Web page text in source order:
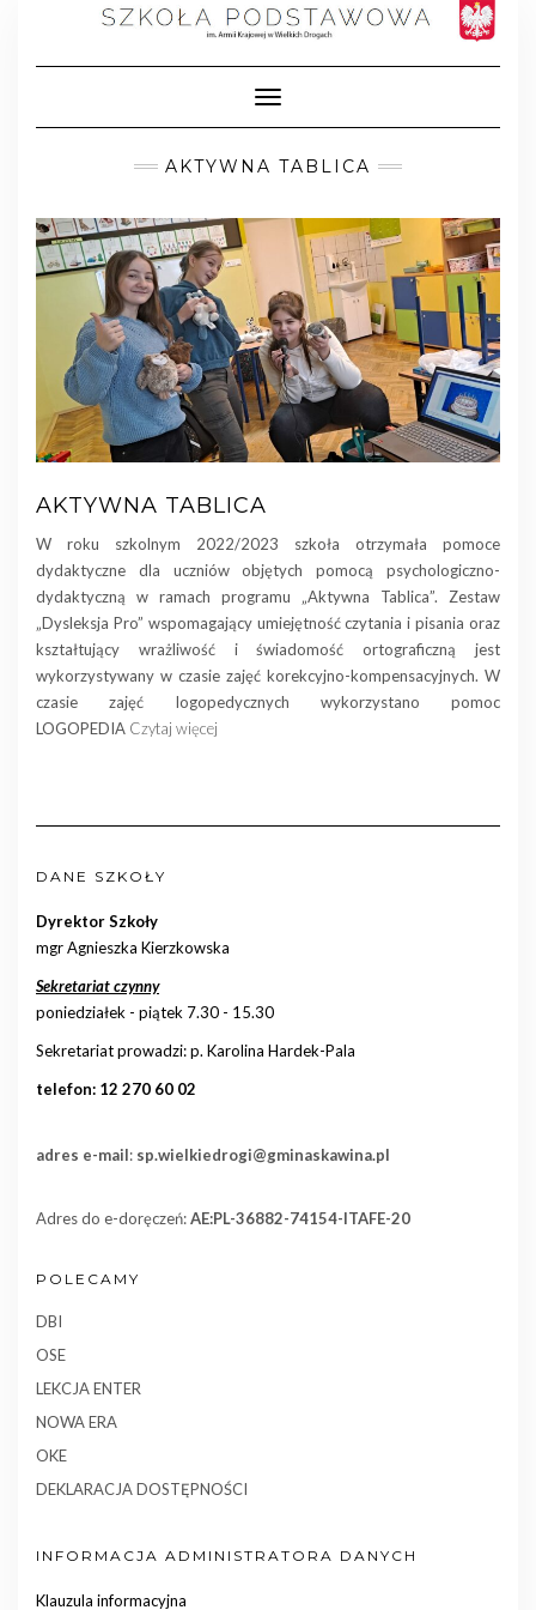
Toggle Navigation
AKTYWNA TABLICA
AKTYWNA TABLICA
W roku szkolnym 2022/2023 szkoła otrzymała pomoce
dydaktyczne dla uczniów objętych pomocą psychologiczno-
dydaktyczną w ramach programu „Aktywna Tablica”. Zestaw
„Dysleksja Pro” wspomagający umiejętność czytania i pisania oraz
kształtujący wrażliwość i świadomość ortograficzną jest
wykorzystywany w czasie zajęć korekcyjno-kompensacyjnych. W
czasie zajęć logopedycznych wykorzystano pomoc
LOGOPEDIA Czytaj więcej
DANE SZKOŁY
Dyrektor Szkoły
mgr Agnieszka Kierzkowska
Sekretariat czynny
poniedziałek - piątek 7.30 - 15.30
Sekretariat prowadzi: p. Karolina Hardek-Pala
telefon: 12 270 60 02
adres e-mail: sp.wielkiedrogi@gminaskawina.pl
Adres do e-doręczeń:AE:PL-36882-74154-ITAFE-20
POLECAMY
DBI
OSE
LEKCJA ENTER
NOWA ERA
OKE
DEKLARACJA DOSTĘPNOŚCI
INFORMACJA ADMINISTRATORA DANYCH
Klauzula informacyjna